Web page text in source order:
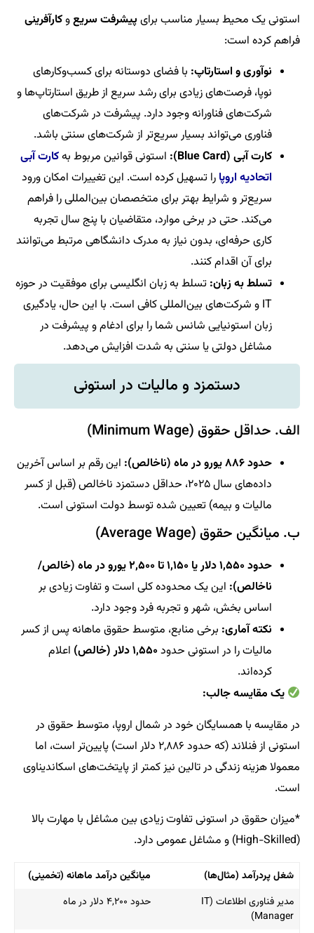
استونی یک محیط بسیار مناسب برای پیشرفت سریعوکارآفرینی
فراهم کرده است:
نوآوری و استارتاپ: با فضای دوستانه برای کسب‌وکارهای
نوپا، فرصت‌های زیادی برای رشد سریع از طریق استارتاپ‌ها و
شرکت‌های فناورانه وجود دارد. پیشرفت در شرکت‌های
فناوری می‌تواند بسیار سریع‌تر از شرکت‌های سنتی باشد.
کارت آبی (Blue Card):
استونی قوانین مربوط بهکارت آبی
اتحادیه اروپا را تسهیل کرده است. این تغییرات امکان ورود
سریع‌تر و شرایط بهتر برای متخصصان بین‌المللی را فراهم
می‌کند. حتی در برخی موارد، متقاضیان با پنج سال تجربه
کاری حرفه‌ای، بدون نیاز به مدرک دانشگاهی مرتبط می‌توانند
برای آن اقدام کنند.
تسلط به زبان: تسلط به زبان انگلیسی برای موفقیت در حوزه
IT و شرکت‌های بین‌المللی کافی است. با این حال، یادگیری
زبان استونیایی شانس شما را برای ادغام و پیشرفت در
مشاغل دولتی یا سنتی به شدت افزایش می‌دهد.
دستمزد و مالیات در استونی
الف. حداقل حقوق (Minimum Wage)
حدود ۸۸۶ یورو در ماه (ناخالص):
این رقم بر اساس آخرین
داده‌های سال ۲۰۲۵، حداقل دستمزد ناخالص (قبل از کسر
مالیات و بیمه) تعیین شده توسط دولت استونی است.
ب. میانگین حقوق (Average Wage)
حدود ۱,۵۵۰ دلار یا ۱,۱۵۰ تا ۲,۵۰۰ یورو در ماه (خالص/
ناخالص): این یک محدوده کلی است و تفاوت زیادی بر
اساس بخش، شهر و تجربه فرد وجود دارد.
نکته آماری: برخی منابع، متوسط حقوق ماهانه پس از کسر
مالیات را در استونی حدود۱,۵۵۰ دلار (خالص)
اعلام
کرده‌اند.
یک مقایسه جالب:
در مقایسه با همسایگان خود در شمال اروپا، متوسط حقوق در
استونی از فنلاند (که حدود ۲,۸۸۶ دلار است) پایین‌تر است، اما
معمولا هزینه زندگی در تالین نیز کمتر از پایتخت‌های اسکاندیناوی
است.
*میزان حقوق در استونی تفاوت زیادی بین مشاغل با مهارت بالا
(High-Skilled) و مشاغل عمومی دارد.
شغل پردرآمد (مثال‌ها)
میانگین درآمد ماهانه (تخمینی)
مدیر فناوری اطلاعات (IT
Manager)
حدود ۴,۲۰۰ دلار در ماه